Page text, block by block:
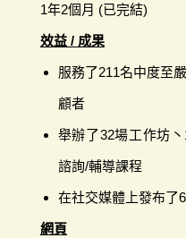
1年2個月 (已完結)
效益 / 成果
服務了211名中度至
顧者
舉辦了32場工作坊
諮詢/輔導課程
在社交媒體上發布了
網頁